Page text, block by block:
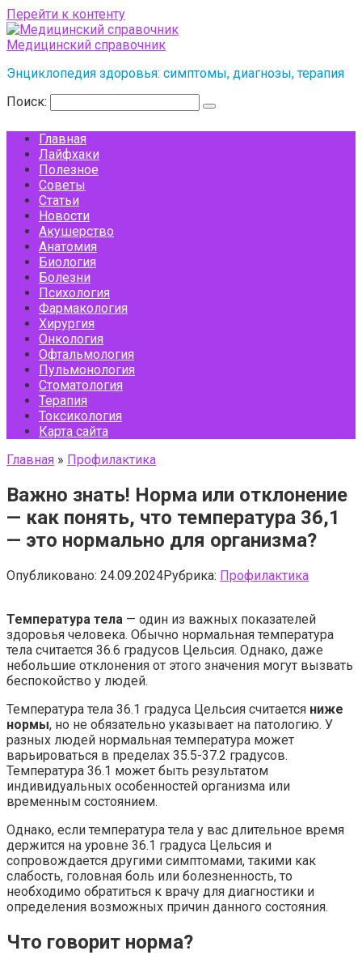
Перейти к контенту
Медицинский справочник
Энциклопедия здоровья: симптомы, диагнозы, терапия
Поиск:
Главная
Лайфхаки
Полезное
Советы
Статьи
Новости
Акушерство
Анатомия
Биология
Болезни
Психология
Фармакология
Хирургия
Онкология
Офтальмология
Пульмонология
Стоматология
Терапия
Токсикология
Карта сайта
Главная » Профилактика
Важно знать! Норма или отклонение
— как понять, что температура 36,1
— это нормально для организма?
Опубликовано: 24.09.2024Рубрика: Профилактика
Температура тела — один из важных показателей
здоровья человека. Обычно нормальная температура
тела считается 36.6 градусов Цельсия. Однако, даже
небольшие отклонения от этого значения могут вызвать
беспокойство у людей.
Температура тела 36.1 градуса Цельсия считается ниже
нормы, но не обязательно указывает на патологию. У
разных людей нормальная температура может
варьироваться в пределах 35.5-37.2 градусов.
Температура 36.1 может быть результатом
индивидуальных особенностей организма или
временным состоянием.
Однако, если температура тела у вас длительное время
держится на уровне 36.1 градуса Цельсия и
сопровождается другими симптомами, такими как
слабость, головная боль или болезненность, то
необходимо обратиться к врачу для диагностики и
определения возможных причин данного состояния.
Что говорит норма?